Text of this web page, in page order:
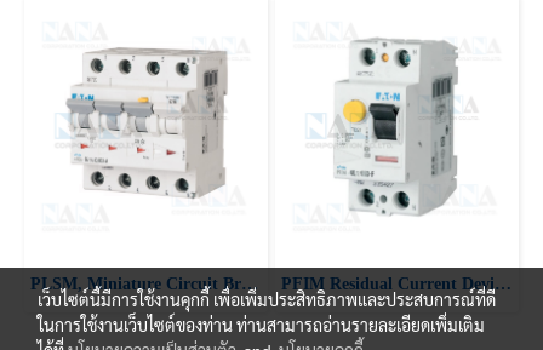
PLSM, Miniature Circuit Breaker 10kA type C ,พิกัดกระแสลัดวงจร (IC) 10kA : IEC/EN 60898 PFIM Residual Current Device (RCDs) อุปกรณ์ป้องกันไฟดูด
เว็บไซต์นี้มีการใช้งานคุกกี้ เพื่อเพิ่มประสิทธิภาพและประสบการณ์ที่ดี
ในการใช้งานเว็บไซต์ของท่าน ท่านสามารถอ่านรายละเอียดเพิ่มเติม